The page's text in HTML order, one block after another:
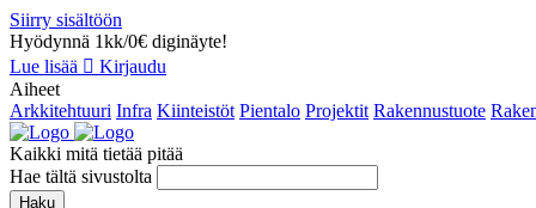
Siirry sisältöön
Hyödynnä 1kk/0€ diginäyte!
Lue lisää
Kirjaudu
Aiheet
Arkkitehtuuri Infra Kiinteistöt Pientalo Projektit Rakennustuote
Kaikki mitä tietää pitää
Hae tältä sivustolta
Haku